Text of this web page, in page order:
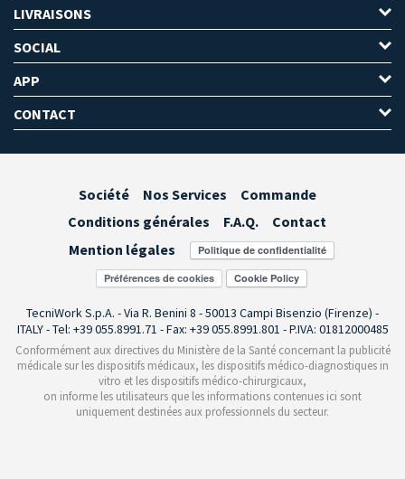
LIVRAISONS
SOCIAL
APP
CONTACT
Société Nos Services
Commande
Conditions générales
F.A.Q.
Contact
Mention légales
Préférences de cookies
TecniWork S.p.A. - Via R. Benini 8 - 50013 Campi Bisenzio (Firenze) -
ITALY - Tel: +39 055.8991.71 - Fax: +39 055.8991.801 - P.IVA: 01812000485
Conformément aux directives du Ministère de la Santé concernant la publicité
médicale sur les dispositifs médicaux, les dispositifs médico-diagnostiques in
vitro et les dispositifs médico-chirurgicaux,
on informe les utilisateurs que les informations contenues ici sont
uniquement destinées aux professionnels du secteur.